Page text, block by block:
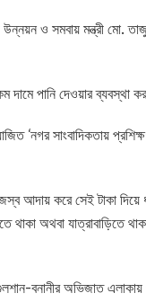
উন্নয়ন ও সমবায় মন্ত্রী মো.
পানি দেওয়ার ব্যবস্থা
‘নগর সাংবাদিকতায়
আদায় করে সেই টাকা দিয়ে
থাকা অথবা যাত্রাবাড়িতে
বনানীর অভিজাত এলাকায়